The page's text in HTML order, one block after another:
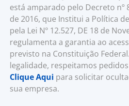
está amparado pelo Decreto nº
de 2016, que Institui a Política
pela Lei Nº 12.527, DE 18 de
regulamenta a garantia ao
previsto na Constituição
legalidade, respeitamos
Clique Aqui para solicitar
sua empresa.